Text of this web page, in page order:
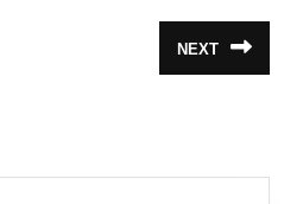
NEXT
の